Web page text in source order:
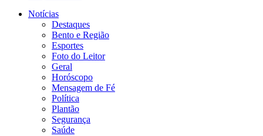
Notícias
Destaques
Bento e Região
Esportes
Foto do Leitor
Geral
Horóscopo
Mensagem de Fé
Política
Plantão
Segurança
Saúde